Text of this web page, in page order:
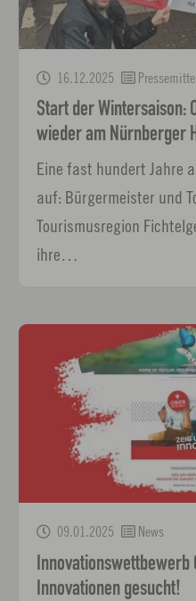
16.12.2025
Start der Wintersaison:
wieder am Nürnberger
Eine fast hundert Jahre
auf: Bürgermeister und
Tourismusregion
ihre…
09.01.2025 News
Innovationen gesucht!